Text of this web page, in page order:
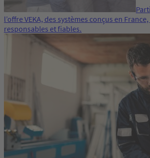
l’offre VEKA, des systèmes conçus en
responsables et fiables.